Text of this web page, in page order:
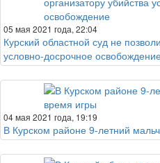
05 мая 2021 года, 22:04
Курский областной суд не
условно-досрочное
04 мая 2021 года, 19:19
В Курском районе 9-летний